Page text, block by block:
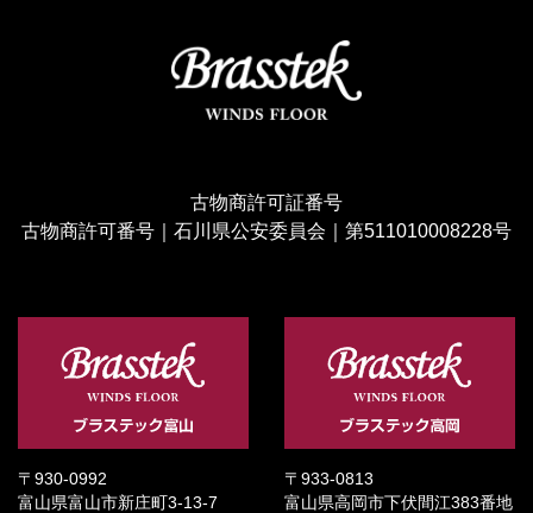
古物商許可証番号
古物商許可番号｜石川県公安委員会｜第511010008228号
〒930-0992
富山県富山市新庄町3-13-7
〒933-0813
富山県高岡市下伏間江383番地